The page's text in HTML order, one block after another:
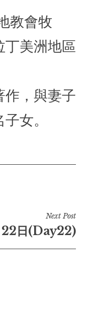
教會牧
丁美洲地區
作，與妻子
女。
Next Post
22日(Day22)